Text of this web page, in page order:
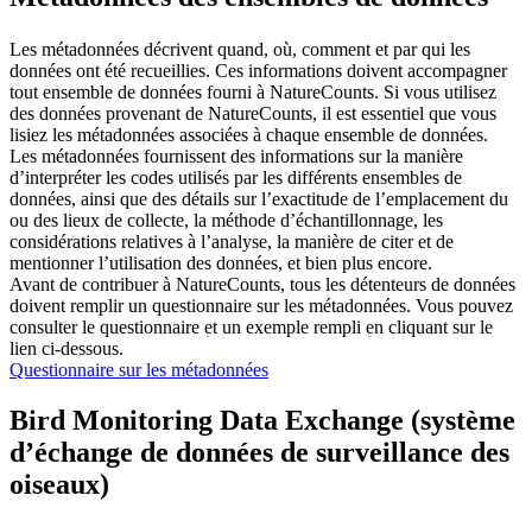
Les métadonnées décrivent quand, où, comment et par qui les
données ont été recueillies. Ces informations doivent accompagner
tout ensemble de données fourni à NatureCounts. Si vous utilisez
des données provenant de NatureCounts, il est essentiel que vous
lisiez les métadonnées associées à chaque ensemble de données.
Les métadonnées fournissent des informations sur la manière
d’interpréter les codes utilisés par les différents ensembles de
données, ainsi que des détails sur l’exactitude de l’emplacement du
ou des lieux de collecte, la méthode d’échantillonnage, les
considérations relatives à l’analyse, la manière de citer et de
mentionner l’utilisation des données, et bien plus encore.
Avant de contribuer à NatureCounts, tous les détenteurs de données
doivent remplir un questionnaire sur les métadonnées. Vous pouvez
consulter le questionnaire et un exemple rempli en cliquant sur le
lien ci-dessous.
Questionnaire sur les métadonnées
Bird Monitoring Data Exchange (système
d’échange de données de surveillance des
oiseaux)